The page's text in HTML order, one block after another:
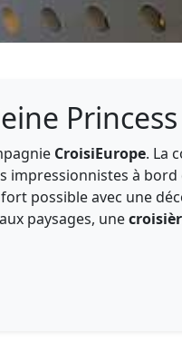
Princess
CroisiEurope. La
impressionnistes à
possible avec une
paysages, une